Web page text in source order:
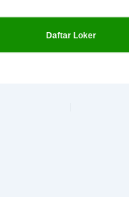
Daftar Loker